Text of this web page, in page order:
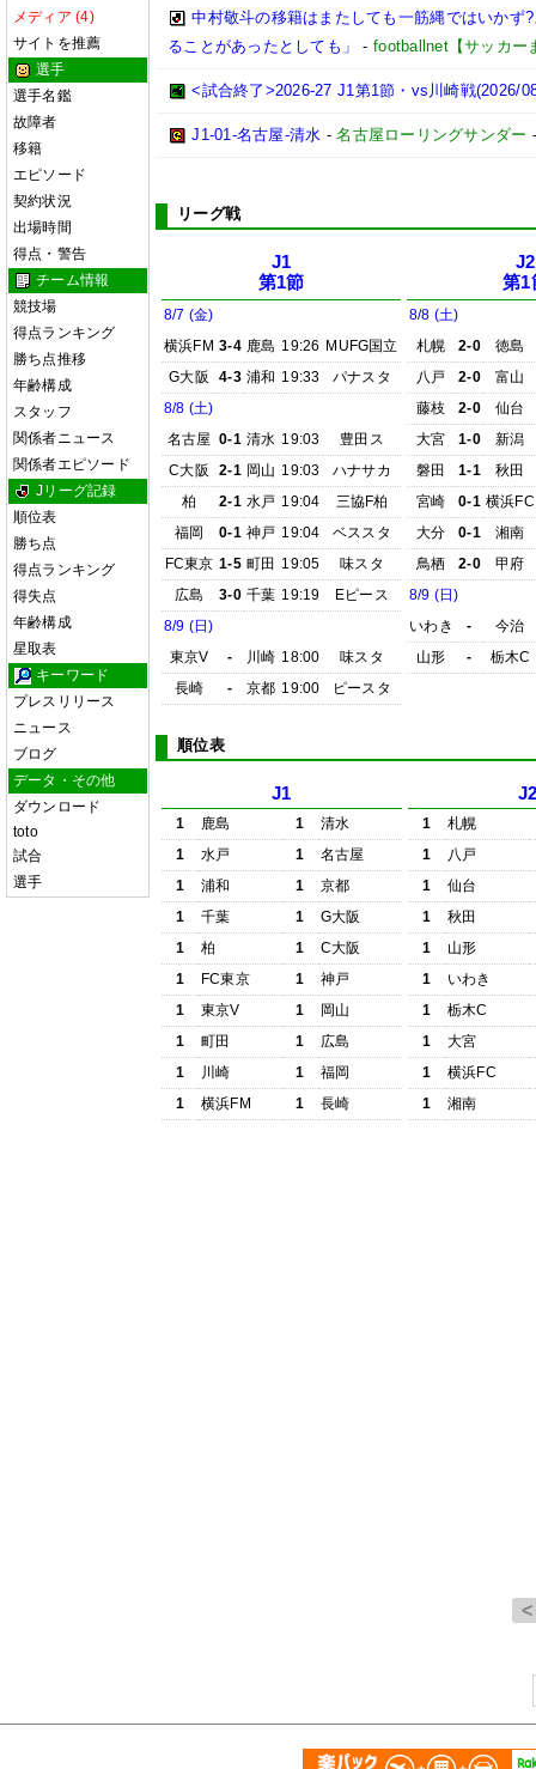
メディア (4)
サイトを推薦
選手
選手名鑑
故障者
移籍
エピソード
契約状況
出場時間
得点・警告
チーム情報
競技場
得点ランキング
勝ち点推移
年齢構成
スタッフ
関係者ニュース
関係者エピソード
Jリーグ記録
順位表
勝ち点
得点ランキング
得失点
年齢構成
星取表
キーワード
プレスリリース
ニュース
ブログ
データ・その他
ダウンロード
toto
試合
選手
中村敬斗の移籍はまたしても一筋縄ではいかず
ることがあったとしても」
-footballnet【サッカー
<試合終了>2026-27 J1第1節・vs川崎戦(2026/
J1-01-名古屋-清水 -名古屋ローリングサンダー
リーグ戦
J1
第1節
8/7 (金)
横浜FM 3-4 鹿島 19:26 MUFG国立
G大阪
4-3 浦和 19:33
パナスタ
8/8 (土)
名古屋 0-1 清水 19:03
豊田ス
C大阪
2-1 岡山 19:03
ハナサカ
柏
2-1 水戸 19:04
三協F柏
福岡
0-1 神戸 19:04
ベススタ
FC東京 1-5 町田 19:05
味スタ
広島
3-0 千葉 19:19
Eピース
8/9 (日)
東京V
- 川崎 18:00
味スタ
長崎
- 京都 19:00 ピースタ
J2
第1
8/8 (土)
札幌
2-0
徳島
八戸
2-0
富山
藤枝
2-0
仙台
大宮
1-0
新潟
磐田
1-1
秋田
宮崎
0-1 横浜FC
大分
0-1
湘南
鳥栖
2-0
甲府
8/9 (日)
いわき
-
今治
山形
- 栃木C
順位表
J1
1 鹿島 1
清水
1
水戸 1
名古屋
1
浦和 1
京都
1
千葉 1
G大阪
1
柏 1
C大阪
1
FC東京 1
神戸
1
東京V 1
岡山
1
町田 1
広島
1
川崎 1
福岡
1
横浜FM 1 長崎
1
札幌
1
八戸
1
仙台
1
秋田
1
山形
1
いわき
1
栃木C
1
大宮
1
横浜FC
1
湘南